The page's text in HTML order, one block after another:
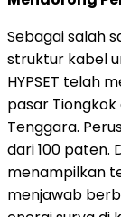
Sebagai salah
struktur kabel
HYPSET telah
pasar
Tenggara.
dari 100 paten.
menampilkan
menjawab